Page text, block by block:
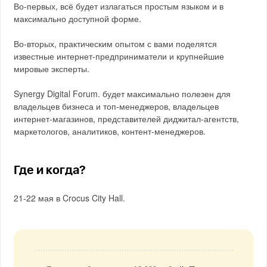
Во-первых, всё будет излагаться простым языком и в
максимально доступной форме.
Во-вторых, практическим опытом с вами поделятся
известные интернет-предприниматели и крупнейшие
мировые эксперты.
Synergy Digital Forum. будет максимально полезен для
владельцев бизнеса и топ-менеджеров, владельцев
интернет-магазинов, представителей диджитал-агентств,
маркетологов, аналитиков, контент-менеджеров.
Где и когда?
21-22 мая в Crocus City Hall.